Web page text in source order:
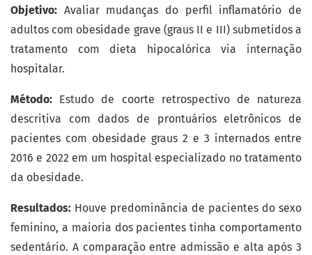
Objetivo: Avaliar mudanças do perfil inflamatório de
adultos com obesidade grave (graus II e III) submetidos a
tratamento com dieta hipocalórica via internação
hospitalar.
Método: Estudo de coorte retrospectivo de natureza
descritiva com dados de prontuários eletrônicos de
pacientes com obesidade graus 2 e 3 internados entre
2016 e 2022 em um hospital especializado no tratamento
da obesidade.
Resultados: Houve predominância de pacientes do sexo
feminino, a maioria dos pacientes tinha comportamento
sedentário. A comparação entre admissão e alta após 3